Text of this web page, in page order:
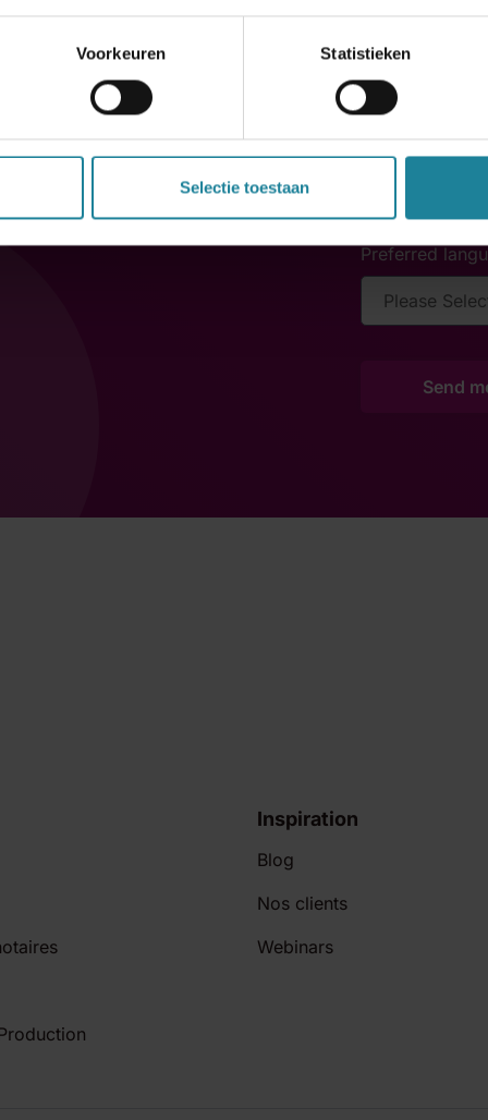
Voorkeuren Statistieken
Selectie toestaan
sera
vous effectuer des
des tickets et
des droits
optin terms of
optin privacy
Preferred
Inspiration
Blog
Nos clients
Webinars